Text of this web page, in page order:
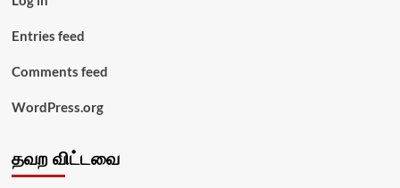
Entries feed
Comments feed
WordPress.org
தவற விட்டவை